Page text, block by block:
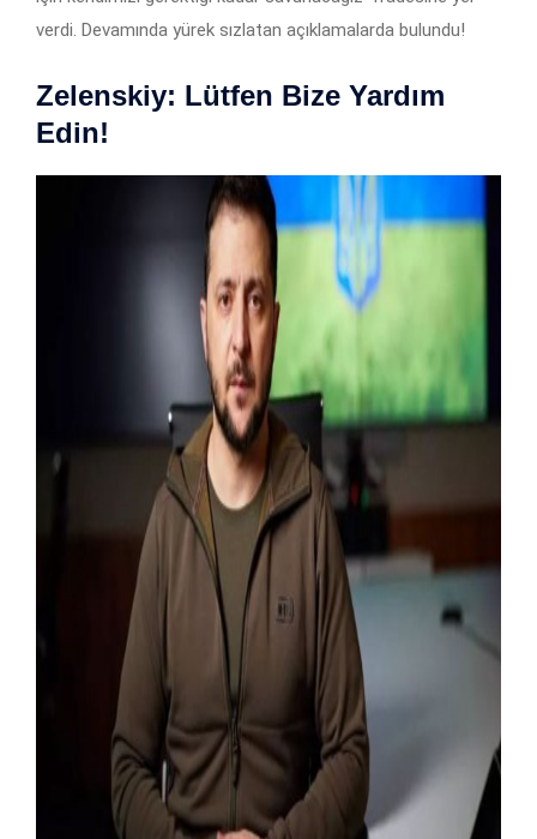
verdi. Devamında yürek sızlatan açıklamalarda bulundu!
Zelenskiy: Lütfen Bize Yardım
Edin!